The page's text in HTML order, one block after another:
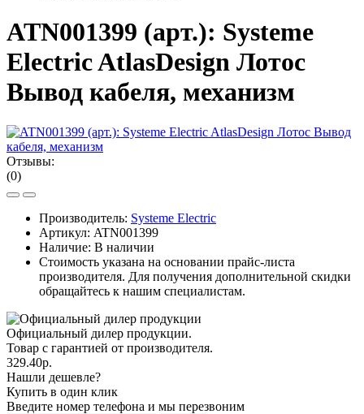
ATN001399 (арт.): Systeme
Electric AtlasDesign Лотос
Вывод кабеля, механизм
Отзывы:
(0)
Производитель: Systeme Electric
Артикул: ATN001399
Наличие: В наличии
Стоимость указана на основании прайс-листа
производителя. Для получения дополнительной скидки
обращайтесь к нашим специалистам.
Официальный дилер продукции.
Товар с гарантией от производителя.
329.40р.
Нашли дешевле?
Купить в один клик
Введите номер телефона и мы перезвоним